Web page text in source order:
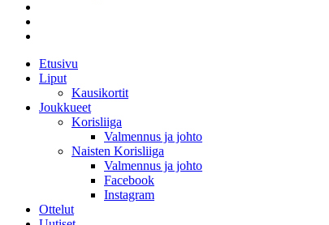
Etusivu
Liput
Kausikortit
Joukkueet
Korisliiga
Valmennus ja johto
Naisten Korisliiga
Valmennus ja johto
Facebook
Instagram
Ottelut